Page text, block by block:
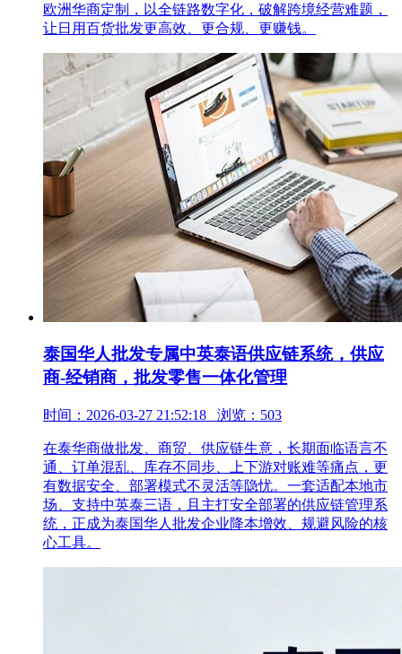
欧洲华商定制，以全链路数字化，破解跨境经营难题，
让日用百货批发更高效、更合规、更赚钱。
泰国华人批发专属中英泰语供应链系统，供应
商-经销商，批发零售一体化管理
时间：2026-03-27 21:52:18 浏览：503
在泰华商做批发、商贸、供应链生意，长期面临语言不
通、订单混乱、库存不同步、上下游对账难等痛点，更
有数据安全、部署模式不灵活等隐忧。一套适配本地市
场、支持中英泰三语，且主打安全部署的供应链管理系
统，正成为泰国华人批发企业降本增效、规避风险的核
心工具。